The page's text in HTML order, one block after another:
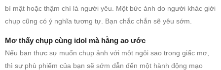
bí mật hoặc thậm chí là người yêu. Một bức ảnh do người khác giới
chụp cũng có ý nghĩa tương tự. Bạn chắc chắn sẽ yêu sớm.
Mơ thấy chụp cùng idol mà hằng ao ước
Nếu bạn thực sự muốn chụp ảnh với một ngôi sao trong giấc mơ,
thì sự phù phiếm của bạn sẽ sớm dẫn đến một hành động mạo